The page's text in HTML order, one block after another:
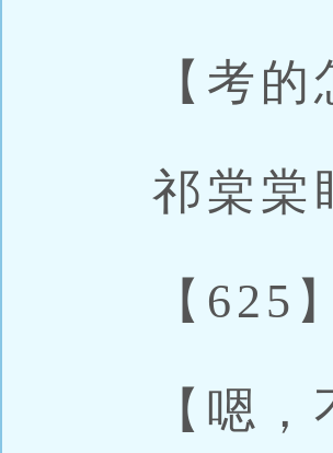
【考的
祁棠棠
【625】
【嗯，